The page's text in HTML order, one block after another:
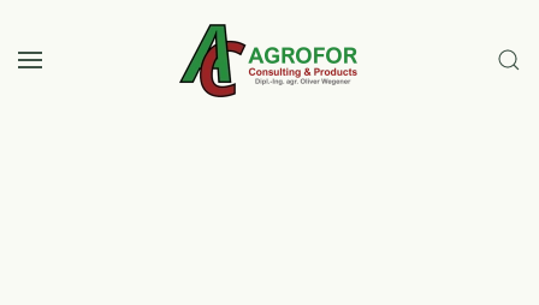
Skip to main content